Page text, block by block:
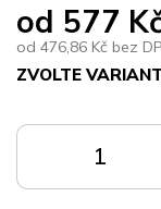
od 577
od 476,86 Kč bez
ZVOLTE
cena:
KOŠÍKU
KOŠÍKU